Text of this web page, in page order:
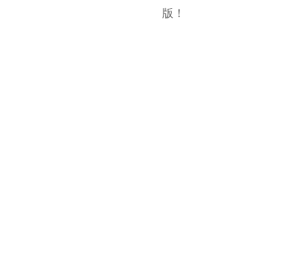
版！